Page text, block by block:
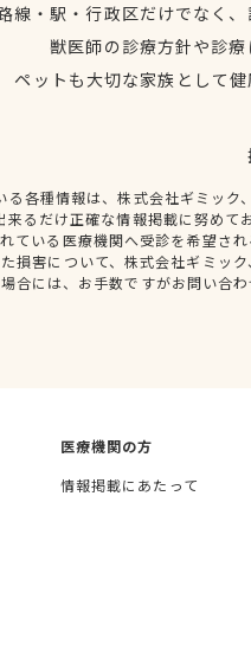
線・駅・行政区だけでなく
獣医師の診療方針や診
ペットも大切な家族として
る各種情報は、株式会社ギミッ
来るだけ正確な情報掲載に努めて
ている医療機関へ受診を希望さ
損害について、株式会社ギミッ
合には、お手数ですがお問い合
医療機関の方
情報掲載にあたって